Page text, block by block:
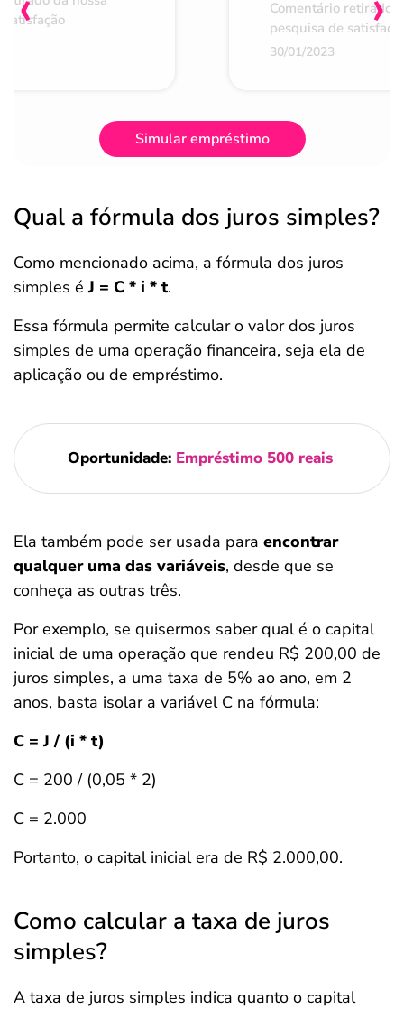
Comentário retirado
pesquisa de
30/01/2023
Simular empréstimo
Qual a fórmula dos juros simples?
Como mencionado acima, a fórmula dos juros
simples éJ = C * i * t.
Essa fórmula permite calcular o valor dos juros
simples de uma operação financeira, seja ela de
aplicação ou de empréstimo.
Oportunidade:Empréstimo 500 reais
Ela também pode ser usada para encontrar
qualquer uma das variáveis, desde que se
conheça as outras três.
Por exemplo, se quisermos saber qual é o capital
inicial de uma operação que rendeu R$ 200,00 de
juros simples, a uma taxa de 5% ao ano, em 2
anos, basta isolar a variável C na fórmula:
C = J / (i * t)
C = 200 / (0,05 * 2)
C = 2.000
Portanto, o capital inicial era de R$ 2.000,00.
Como calcular a taxa de juros
simples?
A taxa de juros simples indica quanto o capital